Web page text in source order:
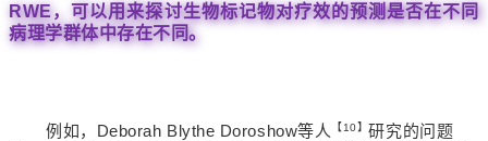
RWE，可以用来探讨生物标记物对疗效的预测是否在不同
病理学群体中存在不同。
例如，Deborah Blythe Doroshow等人 【10】研究的问题